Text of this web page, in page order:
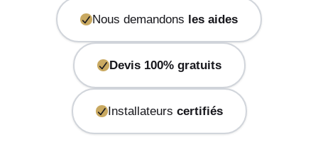
Nous demandons les aides
Devis 100% gratuits
Installateurs certifiés